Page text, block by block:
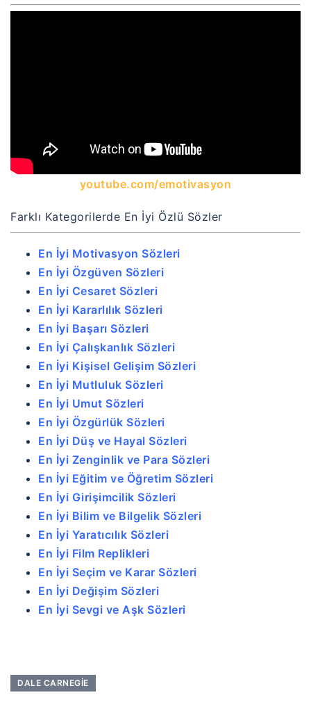
youtube.com/emotivasyon
Farklı Kategorilerde En İyi Özlü Sözler
En İyi Motivasyon Sözleri
En İyi Özgüven Sözleri
En İyi Cesaret Sözleri
En İyi Kararlılık Sözleri
En İyi Başarı Sözleri
En İyi Çalışkanlık Sözleri
En İyi Kişisel Gelişim Sözleri
En İyi Mutluluk Sözleri
En İyi Umut Sözleri
En İyi Özgürlük Sözleri
En İyi Düş ve Hayal Sözleri
En İyi Zenginlik ve Para Sözleri
En İyi Eğitim ve Öğretim Sözleri
En İyi Girişimcilik Sözleri
En İyi Bilim ve Bilgelik Sözleri
En İyi Yaratıcılık Sözleri
En İyi Film Replikleri
En İyi Seçim ve Karar Sözleri
En İyi Değişim Sözleri
En İyi Sevgi ve Aşk Sözleri
DALE CARNEGIE